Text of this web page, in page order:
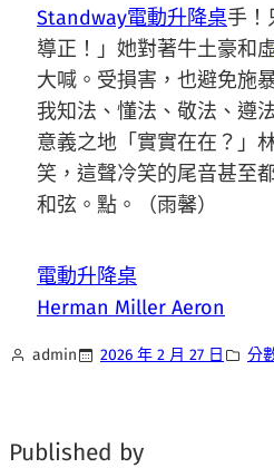
Standway電動升降桌手！
導正！」她對著牛土豪和
大喊。受損害，也避免施
我知法、懂法、敬法、遵
意義之地「實實在在？」
笑，這聲冷笑的尾音甚至
和弦。點。（雨馨）
電動升降桌
Herman Miller Aeron
admin 2026 年 2 月 27 日 分
Published by